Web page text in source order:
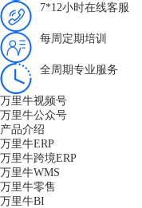
7*12小时在线客服
每周定期培训
全周期专业服务
万里牛视频号
万里牛公众号
产品介绍
万里牛ERP
万里牛跨境ERP
万里牛WMS
万里牛零售
万里牛BI